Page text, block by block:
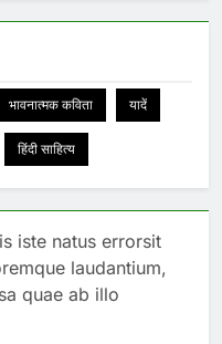
भावनात्मक कविता यादें
हिंदी साहित्य
iste natus errorsit
laudantium,
quae ab illo